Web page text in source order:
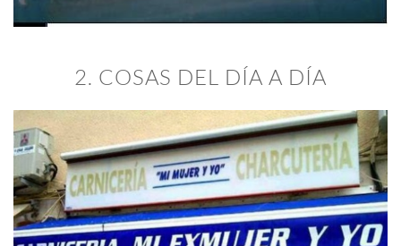
2. COSAS DEL DÍA A DÍA